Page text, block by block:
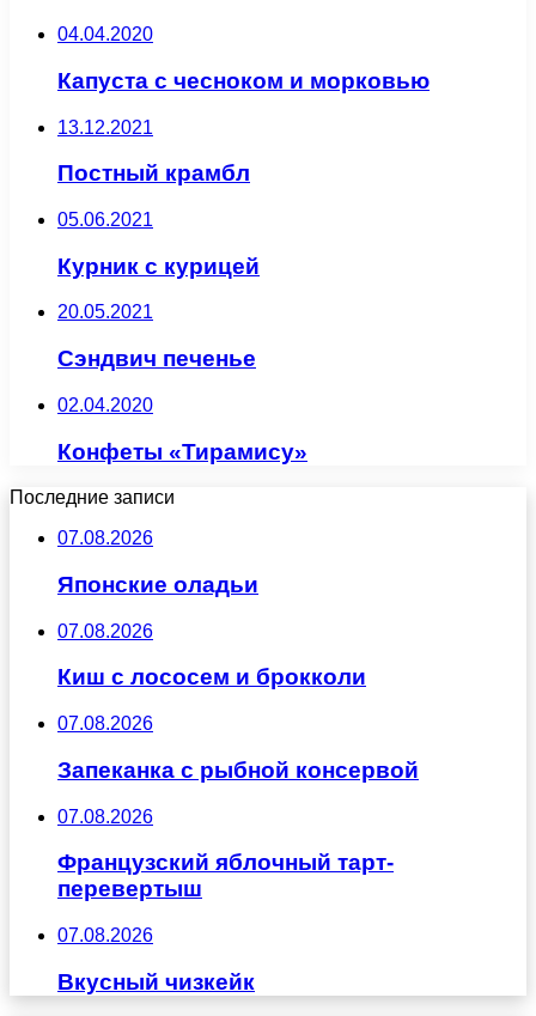
04.04.2020
Капуста с чесноком и морковью
13.12.2021
Постный крамбл
05.06.2021
Курник с курицей
20.05.2021
Сэндвич печенье
02.04.2020
Конфеты «Тирамису»
Последние записи
07.08.2026
Японские оладьи
07.08.2026
Киш с лососем и брокколи
07.08.2026
Запеканка с рыбной консервой
07.08.2026
Французский яблочный тарт-
перевертыш
07.08.2026
Вкусный чизкейк